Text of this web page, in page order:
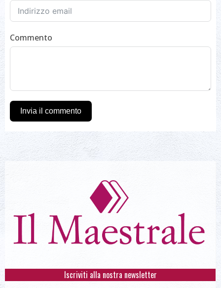
Commento
Invia il commento
Iscriviti alla nostra newsletter